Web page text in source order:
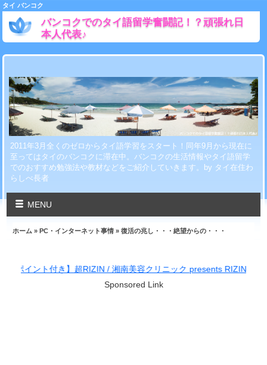
タイ バンコク
バンコクでのタイ語留学奮闘記！？頑張れ日
本人代表♪
2011年3月全くのゼロからタイ語学習をスタート！同年9月から現在に
至ってはタイのバンコクに滞在中。バンコクの生活情報やタイ語留学
でのおすすめ勉強法や教材などをご紹介していきます。by タイ在住わ
らしべ長者
MENU
ホーム » PC・インターネット事情 » 復活の兆し・・・絶望からの・・・
き】超RIZIN / 湘南美容クリニック presents RIZIN.38
Sponsored Link